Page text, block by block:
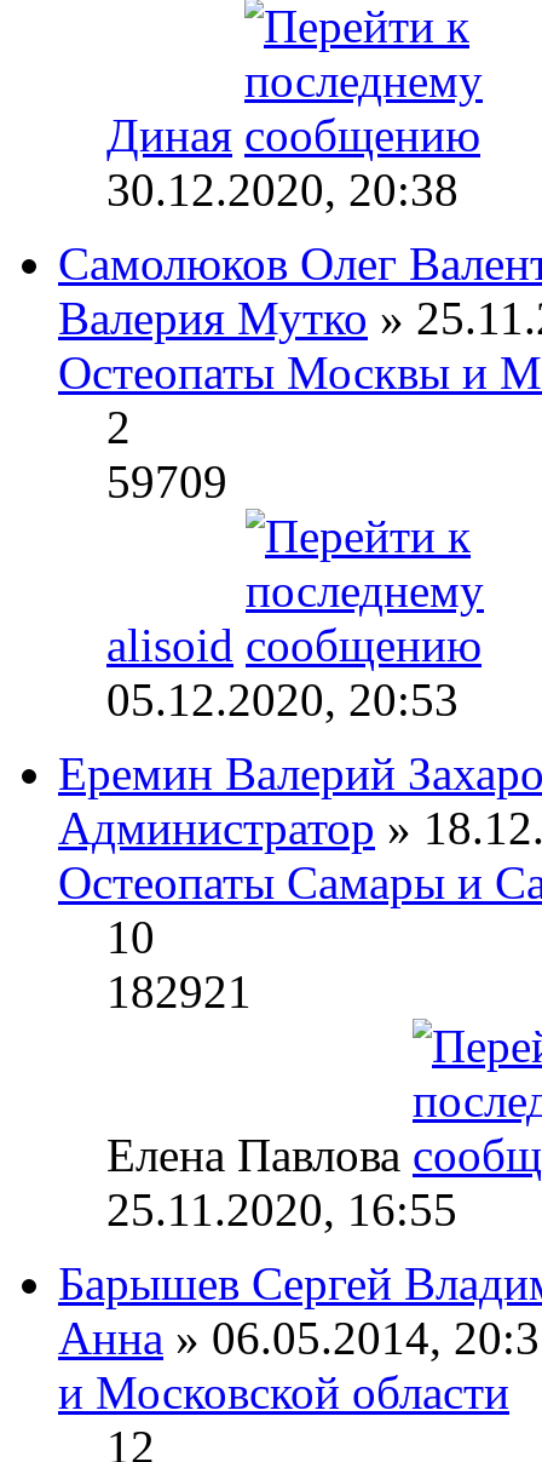
Диная
30.12.2020, 20:38
Самолюков Олег
Валерия Мутко »
Остеопаты Москвы и
2
59709
alisoid
05.12.2020, 20:53
Еремин Валерий
Администратор »
Остеопаты Самары и
10
182921
Елена Павлова
25.11.2020, 16:55
Барышев Сергей
Анна » 06.05.2014,
и Московской области
12